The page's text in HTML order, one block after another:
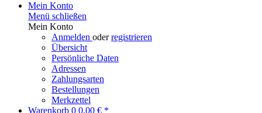
Mein Konto
Menü schließen
Mein Konto
Anmelden oderregistrieren
Übersicht
Persönliche Daten
Adressen
Zahlungsarten
Bestellungen
Merkzettel
Warenkorb 0 0,00 € *